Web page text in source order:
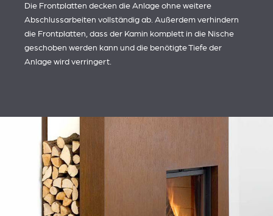
Die Frontplatten decken die Anlage ohne weitere
Abschlussarbeiten vollständig ab. Außerdem verhindern
die Frontplatten, dass der Kamin komplett in die Nische
geschoben werden kann und die benötigte Tiefe der
Anlage wird verringert.